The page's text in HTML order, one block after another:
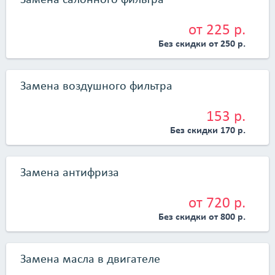
от 225 р.
Без скидки от 250 р.
Замена воздушного фильтра
153 р.
Без скидки 170 р.
Замена антифриза
от 720 р.
Без скидки от 800 р.
Замена масла в двигателе